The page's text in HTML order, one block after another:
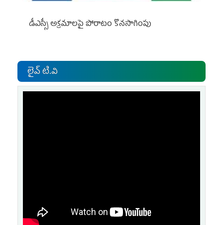
డీఎస్సీ అక్రమాలపై పోరాటం కొనసాగింపు
లైవ్ టి.వి